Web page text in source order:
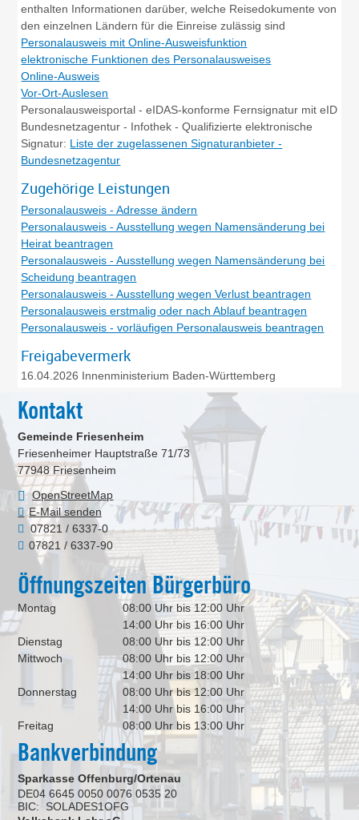
enthalten Informationen darüber, welche Reisedokumente von
den einzelnen Ländern für die Einreise zulässig sind
Personalausweis mit Online-Ausweisfunktion
elektronische Funktionen des Personalausweises
Online-Ausweis
Vor-Ort-Auslesen
Personalausweisportal - eIDAS-konforme Fernsignatur mit eID
Bundesnetzagentur - Infothek - Qualifizierte elektronische
Signatur: Liste der zugelassenen Signaturanbieter -
Bundesnetzagentur
Zugehörige Leistungen
Personalausweis - Adresse ändern
Personalausweis - Ausstellung wegen Namensänderung bei
Heirat beantragen
Personalausweis - Ausstellung wegen Namensänderung bei
Scheidung beantragen
Personalausweis - Ausstellung wegen Verlust beantragen
Personalausweis erstmalig oder nach Ablauf beantragen
Personalausweis - vorläufigen Personalausweis beantragen
Freigabevermerk
16.04.2026 Innenministerium Baden-Württemberg
Kontakt
Gemeinde Friesenheim
Friesenheimer Hauptstraße 71/73
77948 Friesenheim
OpenStreetMap
E-Mail senden
07821 / 6337-0
07821 / 6337-90
Öffnungszeiten Bürgerbüro
Montag
08:00 Uhr bis 12:00 Uhr
14:00 Uhr bis 16:00 Uhr
Dienstag
08:00 Uhr bis 12:00 Uhr
Mittwoch
08:00 Uhr bis 12:00 Uhr
14:00 Uhr bis 18:00 Uhr
Donnerstag
08:00 Uhr bis 12:00 Uhr
14:00 Uhr bis 16:00 Uhr
Freitag
08:00 Uhr bis 13:00 Uhr
Bankverbindung
Sparkasse Offenburg/Ortenau
DE04 6645 0050 0076 0535 20
BIC: SOLADES1OFG